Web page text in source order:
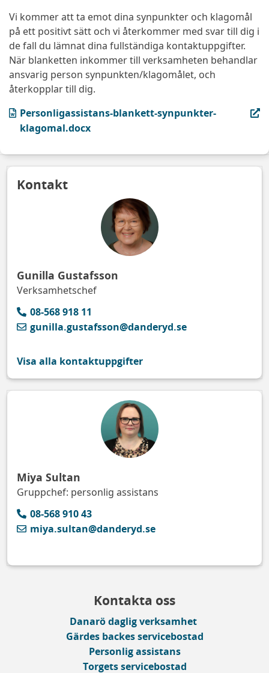
Vi kommer att ta emot dina synpunkter och klagomål
på ett positivt sätt och vi återkommer med svar till dig i
de fall du lämnat dina fullständiga kontaktuppgifter.
När blanketten inkommer till verksamheten behandlar
ansvarig person synpunkten/klagomålet, och
återkopplar till dig.
Personligassistans-blankett-synpunkter-
klagomal.docx
(DOCX, öppnas i ny flik)
Kontakt
Gunilla Gustafsson
Verksamhetschef
08-568 918 11
gunilla.gustafsson@danderyd.se
Visa alla kontaktuppgifter
Miya Sultan
Gruppchef: personlig assistans
08-568 910 43
miya.sultan@danderyd.se
Kontakta oss
Danarö daglig verksamhet
Gärdes backes servicebostad
Personlig assistans
Torgets servicebostad